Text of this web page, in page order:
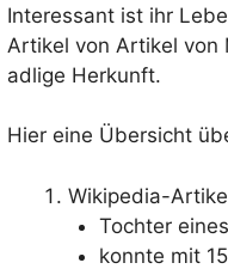
Interessant ist ihr
Artikel von Artikel von
adlige Herkunft.
Hier eine Übersicht
Wikipedia-
Tochter
konnte mit